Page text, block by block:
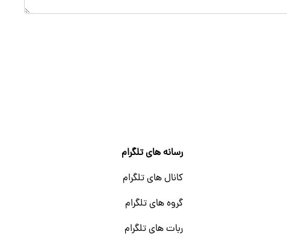
رسانه های تلگرام
کانال های تلگرام
گروه های تلگرام
ربات های تلگرام